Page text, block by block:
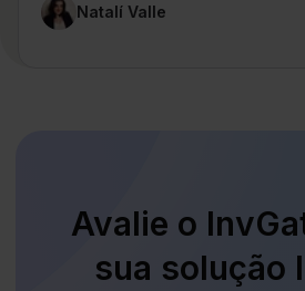
Natalí Valle
Avalie o
sua solução